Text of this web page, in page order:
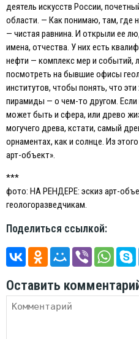
деятель искусств России,
области. — Как понимаю, там, где
— чистая равнина. И открыли ее
имена, отчества. У них есть
нефти — комплекс мер и событий,
посмотреть на бывшие офисы
институтов, чтобы понять, что
пирамиды — о чем-то другом.
может быть и сфера, или древо
могучего древа, кстати, самый
орнаментах, как и солнце. Из
арт-объект».
***
фото: НА РЕНДЕРЕ: эскиз арт-
геологоразведчикам.
Поделиться ссылкой:
Оставить